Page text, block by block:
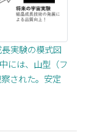
実験の模式図
には、山型（フ
された。安定